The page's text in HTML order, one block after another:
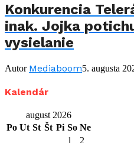
Konkurencia
inak. Jojka
vysielanie
Autor Mediaboom5. augusta
Kalendár
august 2026
Po Ut St Št Pi So Ne
1
2